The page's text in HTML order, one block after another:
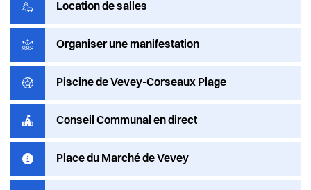
Location de salles
Organiser une manifestation
Piscine de Vevey-Corseaux Plage
Conseil Communal en direct
Place du Marché de Vevey